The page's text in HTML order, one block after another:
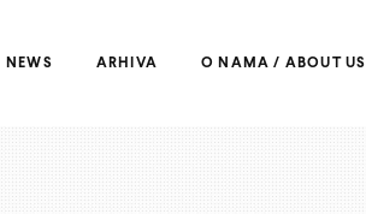
NEWS ARHIVA O NAMA / ABOUT US